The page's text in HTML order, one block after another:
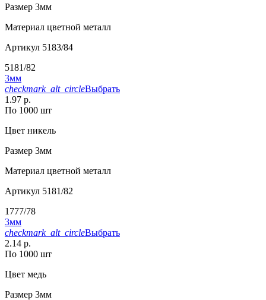
Размер 3мм
Материал цветной металл
Артикул 5183/84
5181/82
3мм
checkmark_alt_circleВыбрать
1.97 р.
По 1000 шт
Цвет никель
Размер 3мм
Материал цветной металл
Артикул 5181/82
1777/78
3мм
checkmark_alt_circleВыбрать
2.14 р.
По 1000 шт
Цвет медь
Размер 3мм